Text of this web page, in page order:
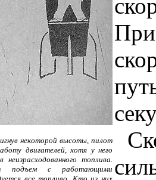
некоторой высоты, пилот
двигателей, хотя у него
топлива.
подъем с работающими
При